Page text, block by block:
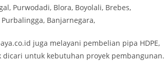
Purwodadi, Blora, Boyolali, Brebes,
Banjarnegara,
juga melayani pembelian pipa HDPE,
dicari untuk kebutuhan proyek pembangunan.